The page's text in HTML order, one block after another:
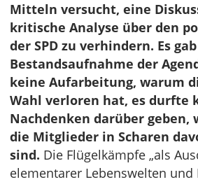
Mitteln versucht, eine
kritische Analyse über den
der SPD zu verhindern. Es
Bestandsaufnahme der
keine Aufarbeitung, warum
Wahl verloren hat, es durfte
Nachdenken darüber geben,
die Mitglieder in Scharen
sind. Die Flügelkämpfe „als
elementarer Lebenswelten und